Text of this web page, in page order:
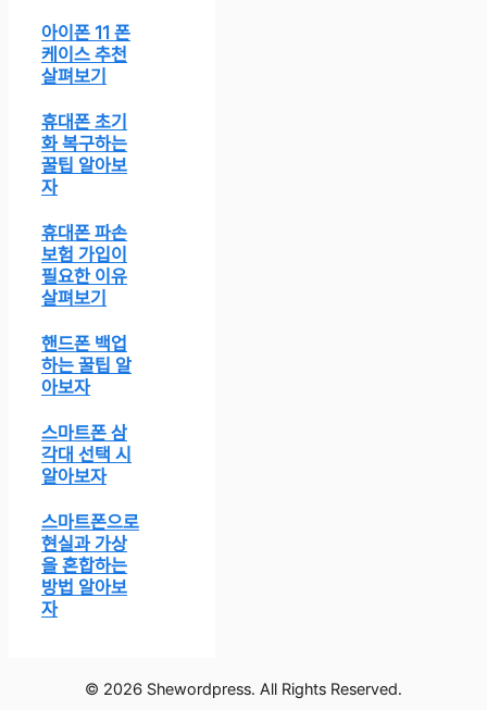
아이폰 11 폰
케이스 추천
살펴보기
휴대폰 초기
화 복구하는
꿀팁 알아보
자
휴대폰 파손
보험 가입이
필요한 이유
살펴보기
핸드폰 백업
하는 꿀팁 알
아보자
스마트폰 삼
각대 선택 시
알아보자
스마트폰으로
현실과 가상
을 혼합하는
방법 알아보
자
© 2026 Shewordpress. All Rights Reserved.